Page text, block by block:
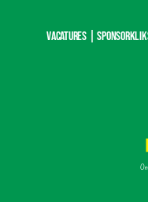
Vacatures |